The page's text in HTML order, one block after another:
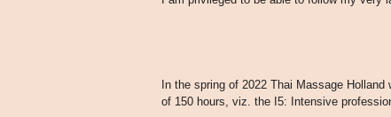
In the spring of 2022 Thai Massage
of 150 hours, viz. the I5: Intensive